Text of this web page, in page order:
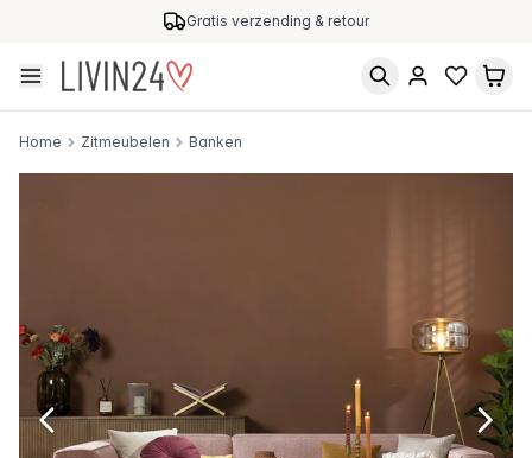
Gratis verzending & retour
Home Zitmeubelen Banken